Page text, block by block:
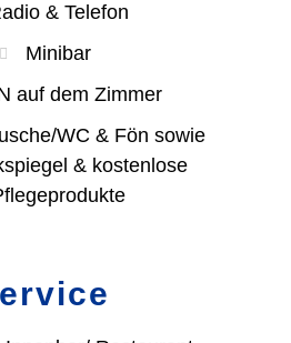
& Telefon
Minibar
auf dem Zimmer
WC & Fön sowie
& kostenlose